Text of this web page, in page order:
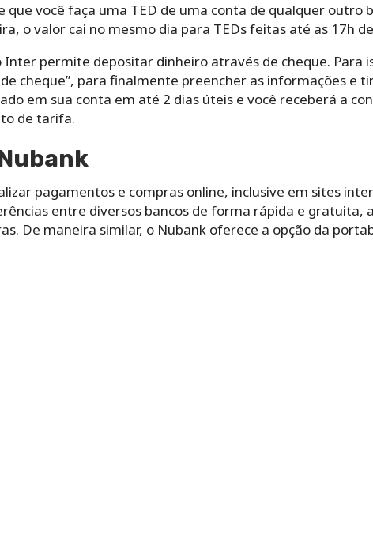
que você faça uma TED de uma conta de qualquer outro
o valor cai no mesmo dia para TEDs feitas até as 17h
Inter permite depositar dinheiro através de cheque. Para
cheque”, para finalmente preencher as informações e
em sua conta em até 2 dias úteis e você receberá a
de tarifa.
pagamentos e compras online, inclusive em sites
entre diversos bancos de forma rápida e gratuita,
De maneira similar, o Nubank oferece a opção da